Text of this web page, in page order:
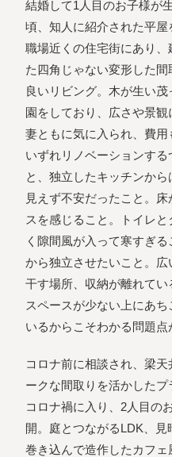
結婚して1人目のお子様が
頃、知人に紹介された平
職場近くの住宅街にあり
た四角じゃない変形した
良いリビング。木が生い
園をしており、広さや景
妻ともに気に入られ、費用
いずれリノベーションす
と、独立したキッチンか
見えず不安だったこと。
スを感じること。トイレ
く隙間風が入って寒すぎ
から独立させたいこと。
干す場所、収納が離れて
スペースが少ない上にあ
いるからこそわかる問題点
コロナ前に相談され、梁
ークな間取りを活かしたプ
コロナ禍に入り、2人目の
開。庭とつながるLDK、
巻き込んで造作したカフ